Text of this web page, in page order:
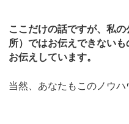
ここだけの話ですが、私
所）ではお伝えできない
お伝えしています。
当然、あなたもこのノウハ